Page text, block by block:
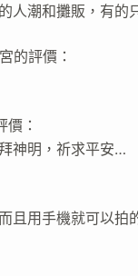
人潮和攤販，有的
的評價：
：
神明，祈求平安…
且用手機就可以拍